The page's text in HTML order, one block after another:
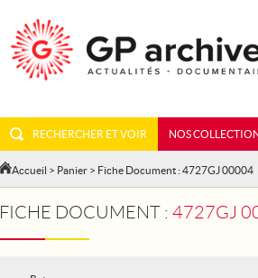
RECHERCHER ET VOIR NOS
Accueil > Panier > Fiche Document : 4727GJ 00004
FICHE DOCUMENT : 4727GJ